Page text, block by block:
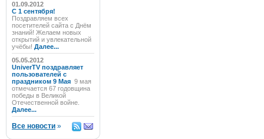
01.09.2012
C 1 сентября!
Поздравляем всех
посетителей сайта с Днём
знаний! Желаем новых
открытий и увлекательной
учёбы! Далее...
05.05.2012
UniverTV поздравляет
пользователей с
праздником 9 Мая 9 мая
отмечается 67 годовщина
победы в Великой
Отечественной войне.
Далее...
Все новости »